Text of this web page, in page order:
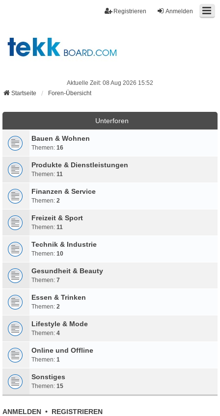
Anmelden
Registrieren
Aktuelle Zeit: 08 Aug 2026 15:52
Startseite
Foren-Übersicht
Unterforen
Bauen & Wohnen
Themen: 16
Produkte & Dienstleistungen
Themen: 11
Finanzen & Service
Themen: 2
Freizeit & Sport
Themen: 11
Technik & Industrie
Themen: 10
Gesundheit & Beauty
Themen: 7
Essen & Trinken
Themen: 2
Lifestyle & Mode
Themen: 4
Online und Offline
Themen: 1
Sonstiges
Themen: 15
ANMELDEN • REGISTRIEREN